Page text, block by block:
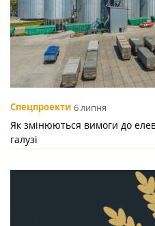
Спецпроекти 6 липня
Як змінюються вимоги до
галузі